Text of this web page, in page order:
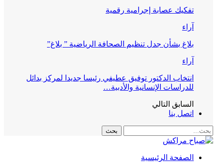
تفكيك عصابة إجرامية رقمية
آراء
بلاغ بشأن جدل تنظيم الصحافة الرياضية ” بلاغ”
آراء
انتخاب الدكتور توفيق عطيفي رئيسا جديدا لمركز بدائل
للدراسات الإنسانية والأدبية…
السابق التالي
اتصل بنا
الصفحة الرئيسية